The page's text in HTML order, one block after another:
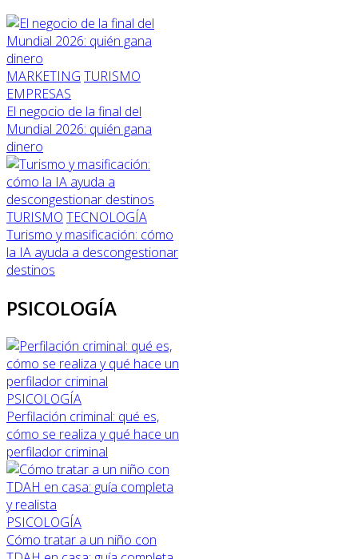
MARKETING TURISMO
EMPRESAS
El negocio de la final del
Mundial 2026: quién gana
dinero
TURISMO TECNOLOGÍA
Turismo y masificación: cómo
la IA ayuda a descongestionar
destinos
PSICOLOGÍA
PSICOLOGÍA
Perfilación criminal: qué es,
cómo se realiza y qué hace un
perfilador criminal
PSICOLOGÍA
Cómo tratar a un niño con